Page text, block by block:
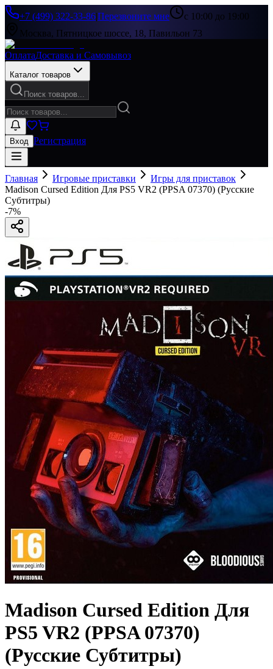
+7 (499) 322-33-86|Перезвоните мне
с 10:00 до 19:00
Москва, Пятницкое шоссе, 18, Павильон 73
ОплатаДоставка и Самовывоз
Каталог товаров
Поиск товаров...
Вход Регистрация
Главная Игровые приставки
Игры для приставок
Madison Cursed Edition Для PS5 VR2 (PPSA 07370) (Русские
Субтитры)
-7%
Madison Cursed Edition Для
PS5 VR2 (PPSA 07370)
(Русские Субтитры)